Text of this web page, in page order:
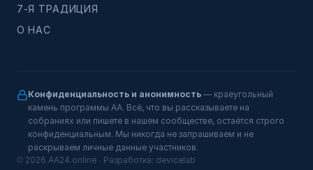
7-Я ТРАДИЦИЯ
О НАС
Конфиденциальность и анонимность — краеугольный
камень программы АА. Всё, что вы рассказываете на
собраниях или пишете в нашем сообществе, остаётся строго
конфиденциальным. Мы никогда не запрашиваем и не
раскрываем личные данные участников.
© 2026 AA24.online · Разработка: devicelab